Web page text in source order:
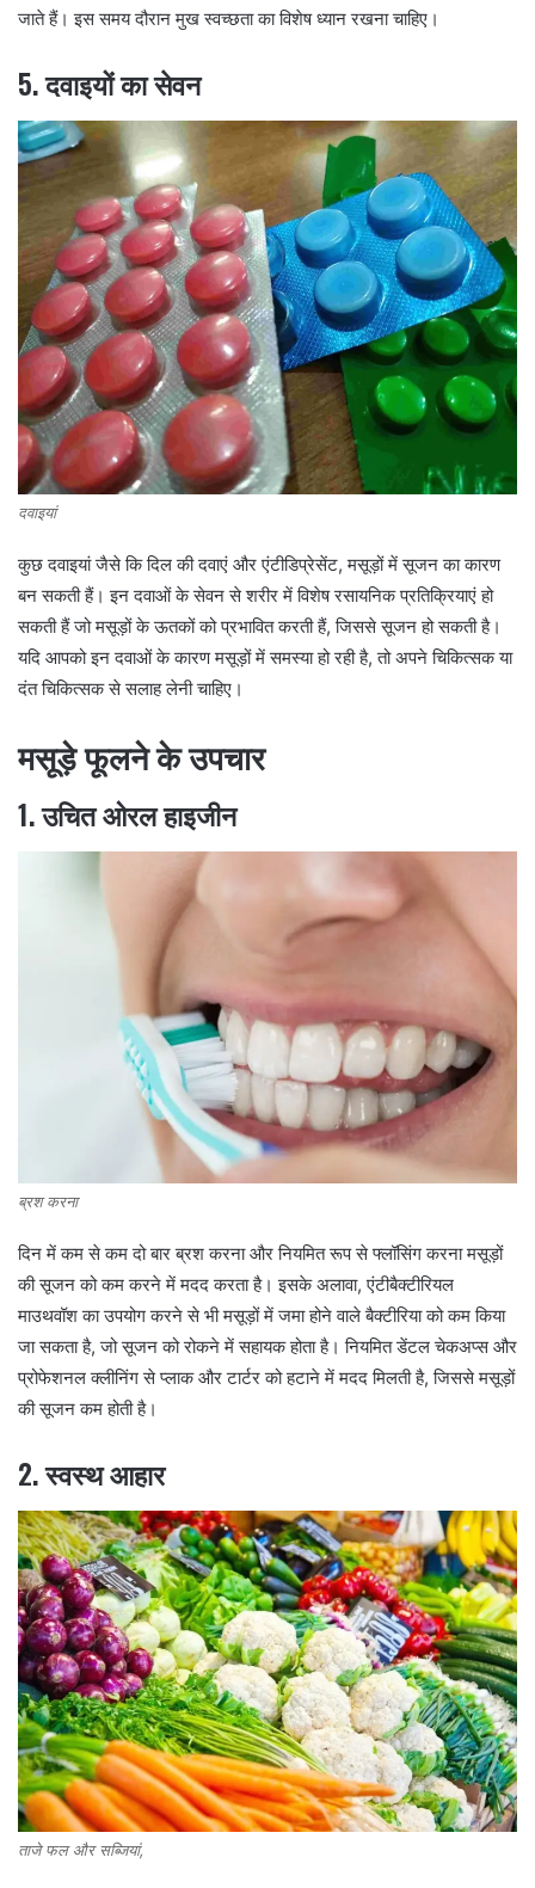
जाते हैं। इस समय दौरान मुख स्वच्छता का विशेष ध्यान रखना चाहिए।
5. दवाइयों का सेवन
दवाइयां
कुछ दवाइयां जैसे कि दिल की दवाएं और एंटीडिप्रेसेंट, मसूड़ों में सूजन का कारण
बन सकती हैं। इन दवाओं के सेवन से शरीर में विशेष रसायनिक प्रतिक्रियाएं हो
सकती हैं जो मसूड़ों के ऊतकों को प्रभावित करती हैं, जिससे सूजन हो सकती है।
यदि आपको इन दवाओं के कारण मसूड़ों में समस्या हो रही है, तो अपने चिकित्सक या
दंत चिकित्सक से सलाह लेनी चाहिए।
मसूड़े फूलने के उपचार
1. उचित ओरल हाइजीन
ब्रश करना
दिन में कम से कम दो बार ब्रश करना और नियमित रूप से फ्लॉसिंग करना मसूड़ों
की सूजन को कम करने में मदद करता है। इसके अलावा, एंटीबैक्टीरियल
माउथवॉश का उपयोग करने से भी मसूड़ों में जमा होने वाले बैक्टीरिया को कम किया
जा सकता है, जो सूजन को रोकने में सहायक होता है। नियमित डेंटल चेकअप्स और
प्रोफेशनल क्लीनिंग से प्लाक और टार्टर को हटाने में मदद मिलती है, जिससे मसूड़ों
की सूजन कम होती है।
2. स्वस्थ आहार
ताजे फल और सब्जियां,